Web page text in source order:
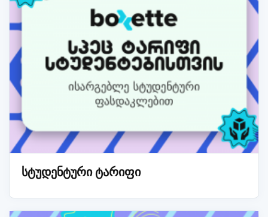
სტუდენტური ტარიფი